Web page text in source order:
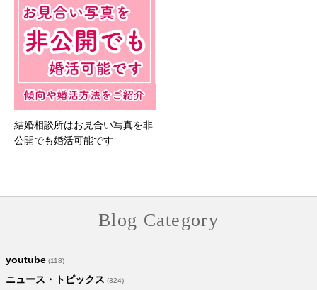
結婚相談所はお見合い写真を非
公開でも婚活可能です
Blog Category
youtube (118)
ニュース・トピックス (324)